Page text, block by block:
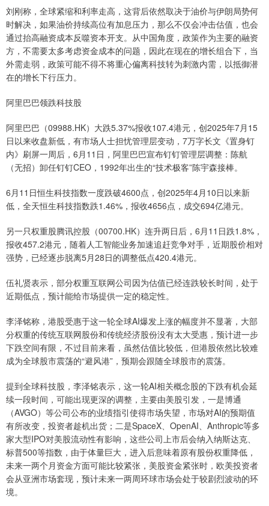
刘刚称，全球紧缩和利率走高，这背后依然取决于油价与伊朗局势何
时解决，如果油价持续高位有加息压力，那么不仅会冲击估值，也会
通过抬高融资成本反噬资本开支。从中国角度，政策作为主要的融资
方，不需要太多考虑资金成本的问题，因此在现在的增长组合下，当
外需走弱，政策可能不得不将重心偏离科技转为刺激内需，以抵御潜
在的增长下行压力。
阿里巴巴领跌科技股
阿里巴巴（09988.HK）大跌5.37%报收107.4港元，创2025年7月15
日以来收盘新低，有市场人士担忧管理层变动，7万字长文《置身钉
内》刷屏一周后，6月11日，阿里巴巴宣布钉钉管理层调整：陈航
（无招）卸任钉钉CEO，1992年出生的“技术极客”陈宇森接棒。
6月11日恒生科技指数一度跌破4600点，创2025年4月10日以来新
低，全天恒生科技指数跌1.46%，报收4656点，成交694亿港元。
另一只权重股腾讯控股（00700.HK）连升两日后，6月11日跌1.8%，
报收457.2港元，随着人工智能业务加速追赶竞争对手，近期股价相对
强势，已经逐步脱离5月28日的调整低点420.4港元。
伍礼贤表示，部分权重互联网公司因为估值已经连跌较长时间，处于
近期低点，预计能给市场提供一定的稳定性。
李泽铭称，港股受惠于这一轮全球AI爆发上涨的幅度并不显著，大部
分权重的传统互联网股份和传统经济股份没有太大受惠，预计进一步
下跌空间有限，不过目前来看，虽然估值比较低，但港股依然比较难
成为全球股市震荡的“避风港”，预期会跟随全球股市的震荡。
提到全球科技股，李泽铭表示，这一轮AI相关概念股的下跌有机会延
续一段时间，可能出现更深的调整，主要由美股引发，一是博通
（AVGO）等公司公布的业绩指引使得市场失望，市场对AI的预期值
有所改变，投资者趁机出货；二是SpaceX、OpenAI、Anthropic等多
家大型IPO对美股流动性有影响，这些公司上市后会纳入纳斯达克、
标普500等指数，由于体量巨大，进入后意味着原有股份权重降低，
未来一两个月资金方面可能比较紧张，美股资金紧张时，欧美投资者
会从亚洲市场套现，预计未来一两周环球市场会处于较剧烈波动的环
境。